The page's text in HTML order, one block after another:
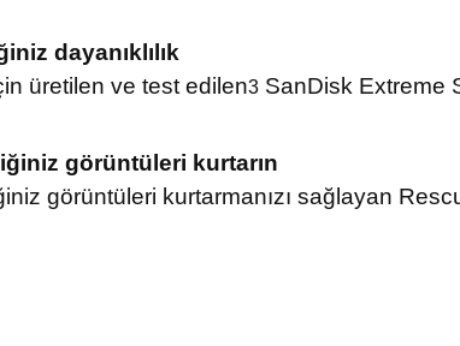
dayanıklılık
üretilen ve test edilen3 SanDisk Extreme
görüntüleri kurtarın
görüntüleri kurtarmanızı sağlayan